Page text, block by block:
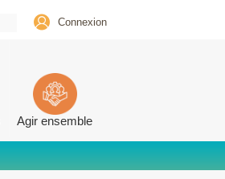
Connexion
Agir ensemble